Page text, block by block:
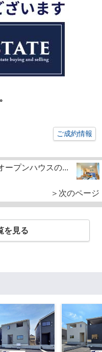
ご成約情報
ープンハウスの...
＞次のページ
を見る